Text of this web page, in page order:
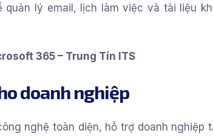
lý email, lịch làm việc và tài liệu
365 – Trung Tín ITS
doanh nghiệp
nghệ toàn diện, hỗ trợ doanh nghiệp